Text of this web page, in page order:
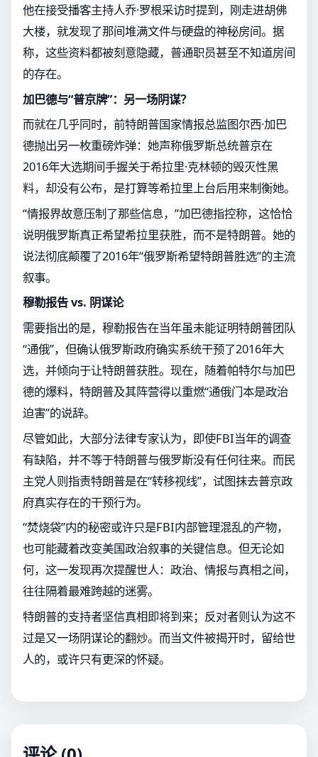
他在接受播客主持人乔·罗根采访时提到，刚走进胡佛
大楼，就发现了那间堆满文件与硬盘的神秘房间。据
称，这些资料都被刻意隐藏，普通职员甚至不知道房间
的存在。
加巴德与“普京牌”：另一场阴谋？
而就在几乎同时，前特朗普国家情报总监图尔西·加巴
德抛出另一枚重磅炸弹：她声称俄罗斯总统普京在
2016年大选期间手握关于希拉里·克林顿的毁灭性黑
料，却没有公布，是打算等希拉里上台后用来制衡她。
“情报界故意压制了那些信息，”加巴德指控称，这恰恰
说明俄罗斯真正希望希拉里获胜，而不是特朗普。她的
说法彻底颠覆了2016年“俄罗斯希望特朗普胜选”的主流
叙事。
穆勒报告 vs. 阴谋论
需要指出的是，穆勒报告在当年虽未能证明特朗普团队
“通俄”，但确认俄罗斯政府确实系统干预了2016年大
选，并倾向于让特朗普获胜。现在，随着帕特尔与加巴
德的爆料，特朗普及其阵营得以重燃“通俄门本是政治
迫害”的说辞。
尽管如此，大部分法律专家认为，即使FBI当年的调查
有缺陷，并不等于特朗普与俄罗斯没有任何往来。而民
主党人则指责特朗普是在“转移视线”，试图抹去普京政
府真实存在的干预行为。
“焚烧袋”内的秘密或许只是FBI内部管理混乱的产物，
也可能藏着改变美国政治叙事的关键信息。但无论如
何，这一发现再次提醒世人：政治、情报与真相之间，
往往隔着最难跨越的迷雾。
特朗普的支持者坚信真相即将到来；反对者则认为这不
过是又一场阴谋论的翻炒。而当文件被揭开时，留给世
人的，或许只有更深的怀疑。